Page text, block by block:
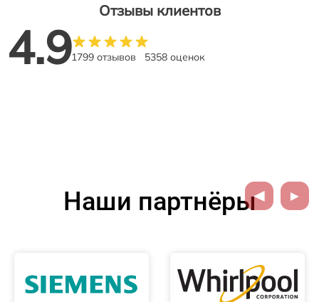
Отзывы клиентов
4.91799 отзывов 5358 оценок
Наши партнёры